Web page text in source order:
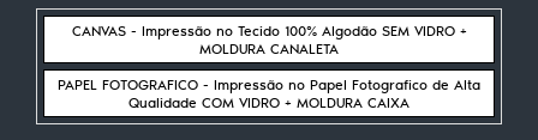
CANVAS - Impressão no Tecido 100% Algodão SEM VIDRO +
MOLDURA CANALETA
PAPEL FOTOGRAFICO - Impressão no Papel Fotografico de Alta
Qualidade COM VIDRO + MOLDURA CAIXA